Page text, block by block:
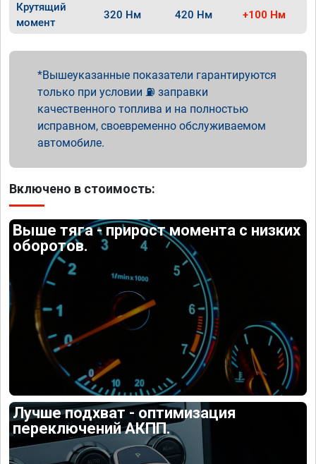
Крутящий
момент
320 Нм 420 Нм +100 Нм
Вышеуказанные показатели гарантируются
только при условии ⛽ заправки
качественного топлива и на полностью
исправном, своевременно обслуживаемом
автомобиле.
Включено в стоимость:
Выше тяга - прирост момента с низких
оборотов.
Лучше подхват - оптимизация
переключений АКПП.